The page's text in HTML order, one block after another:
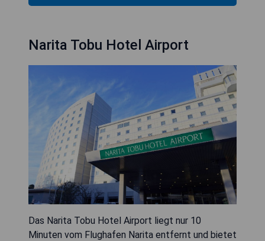
Narita Tobu Hotel Airport
Das Narita Tobu Hotel Airport liegt nur 10
Minuten vom Flughafen Narita entfernt und bietet